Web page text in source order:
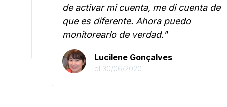
de activar mi cuenta, me di cuenta de
que es diferente. Ahora puedo
monitorearlo de verdad."
Lucilene Gonçalves
el 30/06/2020